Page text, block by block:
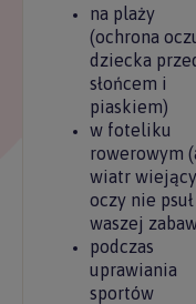
na plaży
(ochrona
dziecka
słońcem i
piaskiem)
w foteliku
rowerowym
wiatr
oczy nie psuł
waszej
podczas
uprawiania
sportów